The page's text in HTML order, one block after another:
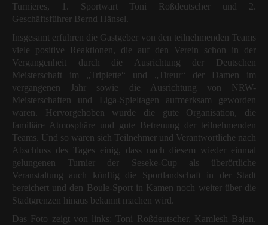
Turnieres, 1. Sportwart Toni Roßdeutscher und 2.
Geschäftsführer Bernd Hänsel.
Insgesamt erfuhren die Gastgeber von den teilnehmenden Teams
viele positive Reaktionen, die auf den Verein schon in der
Vergangenheit durch die Ausrichtung der Deutschen
Meisterschaft im „Triplette“ und „Tireur“ der Damen im
vergangenen Jahr sowie die Ausrichtung von NRW-
Meisterschaften und Liga-Spieltagen aufmerksam geworden
waren. Hervorgehoben wurde die gute Organisation, die
familiäre Atmosphäre und gute Betreuung der teilnehmenden
Teams. Und so waren sich Teilnehmer und Verantwortliche nach
Abschluss des Tages einig, dass nach diesem wieder einmal
gelungenen Turnier der Seseke-Cup als überörtliche
Veranstaltung auch künftig die Sportlandschaft in der Stadt
bereichert und den Boule-Sport in Kamen noch weiter über die
Stadtgrenzen hinaus bekannt machen wird.
Das Foto zeigt von links: Toni Roßdeutscher, Kamlesh Bajan,